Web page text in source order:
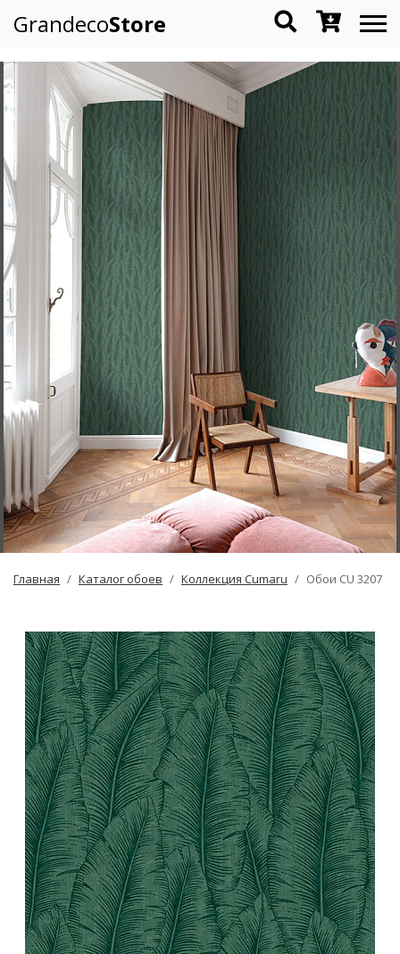
GrandecoStore
Главная Каталог обоев Коллекция Cumaru Обои CU 3207